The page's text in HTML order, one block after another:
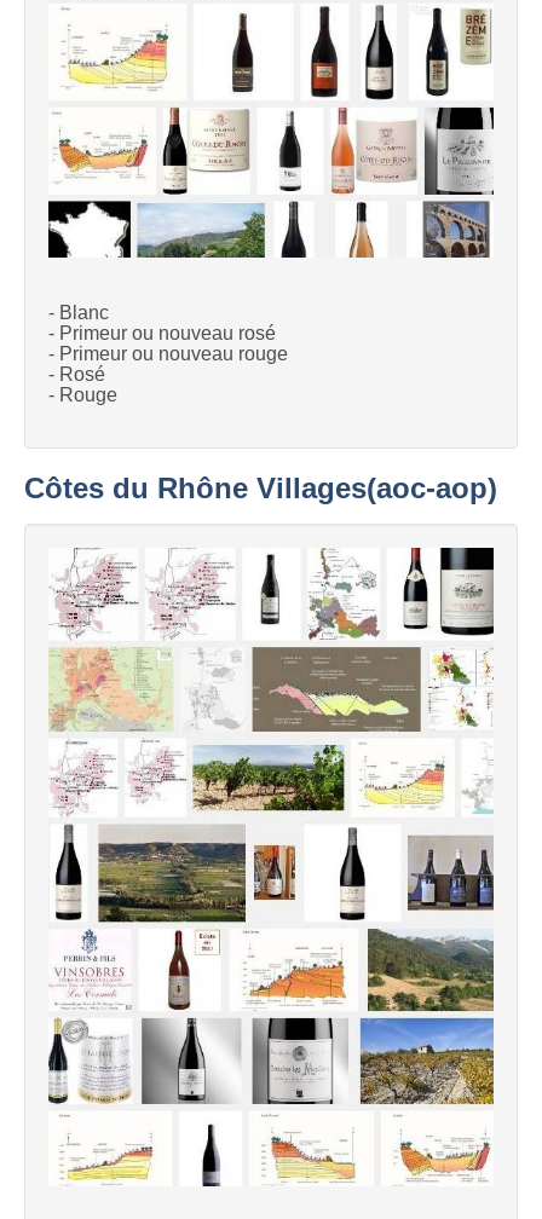
- Blanc
- Primeur ou nouveau rosé
- Primeur ou nouveau rouge
- Rosé
- Rouge
Côtes du Rhône Villages(aoc-aop)